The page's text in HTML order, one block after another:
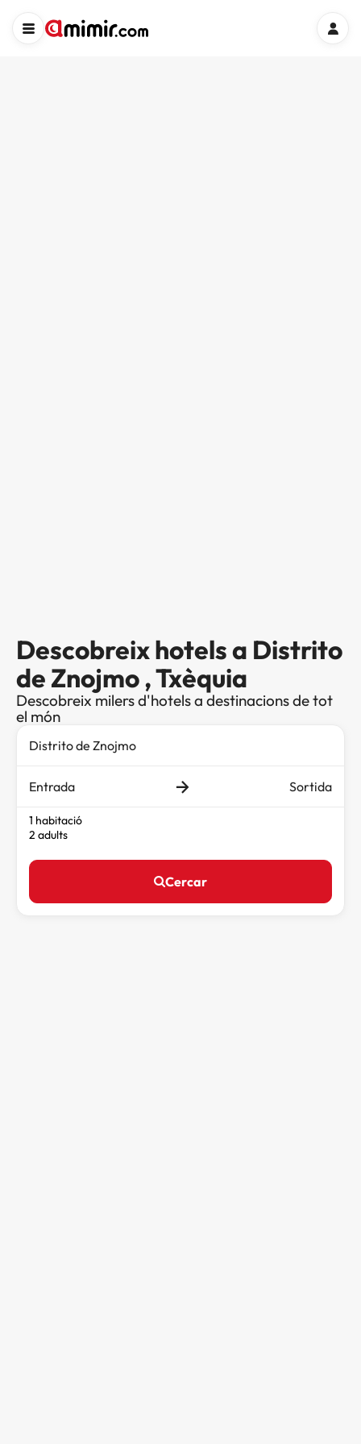
Descobreix hotels a Distrito
de Znojmo , Txèquia
Descobreix milers d'hotels a destinacions de tot
el món
Entrada Sortida
1 habitació
2 adults
Cercar